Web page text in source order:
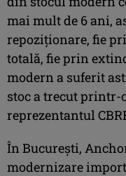
mai mult de 6 ani,
repoziţionare, fie
totală, fie prin
modern a suferit
stoc a trecut printr-
reprezentantul
În Bucureşti,
modernizare